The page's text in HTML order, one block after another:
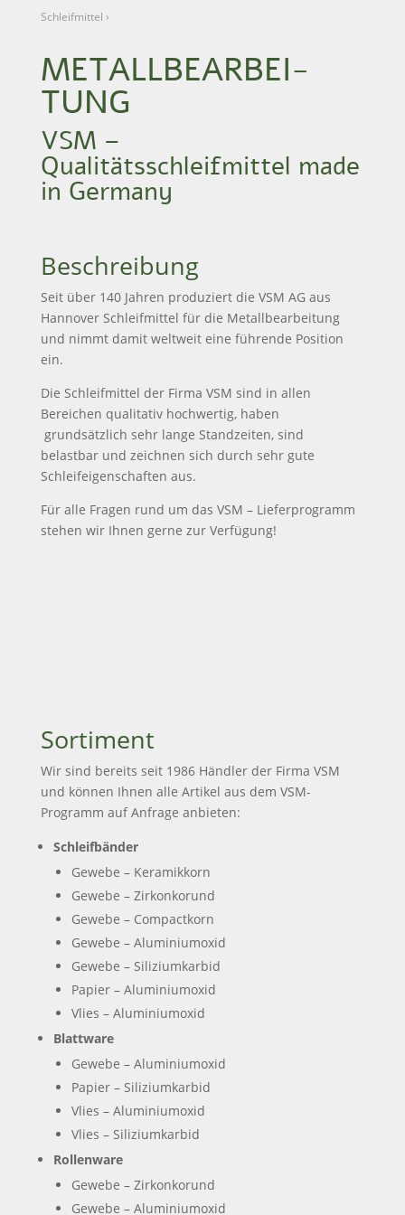
Schleifmittel ›
METALL­BEARBEI­
TUNG
VSM –
Qualitätsschleifmittel made
in Germany
Beschreibung
Seit über 140 Jahren produziert die VSM AG aus
Hannover Schleifmittel für die Metallbearbeitung
und nimmt damit weltweit eine führende Position
ein.
Die Schleifmittel der Firma VSM sind in allen
Bereichen qualitativ hochwertig, haben
grundsätzlich sehr lange Standzeiten, sind
belastbar und zeichnen sich durch sehr gute
Schleifeigenschaften aus.
Für alle Fragen rund um das VSM – Lieferprogramm
stehen wir Ihnen gerne zur Verfügung!
Sortiment
Wir sind bereits seit 1986 Händler der Firma VSM
und können Ihnen alle Artikel aus dem VSM-
Programm auf Anfrage anbieten:
Schleifbänder
Gewebe – Keramikkorn
Gewebe – Zirkonkorund
Gewebe – Compactkorn
Gewebe – Aluminiumoxid
Gewebe – Siliziumkarbid
Papier – Aluminiumoxid
Vlies – Aluminiumoxid
Blattware
Gewebe – Aluminiumoxid
Papier – Siliziumkarbid
Vlies – Aluminiumoxid
Vlies – Siliziumkarbid
Rollenware
Gewebe – Zirkonkorund
Gewebe – Aluminiumoxid